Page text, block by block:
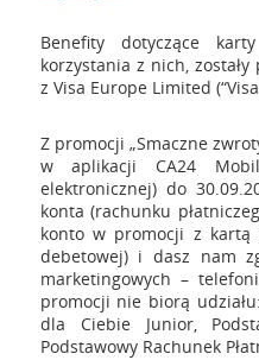
Benefity dotyczące
korzystania z nich,
z Visa Europe Limited
Z promocji „Smaczne
w aplikacji CA24
elektronicznej) do
konta (rachunku
konto w promocji z kartą
debetowej) i dasz nam
marketingowych –
promocji nie biorą
dla Ciebie Junior,
Podstawowy Rachunek